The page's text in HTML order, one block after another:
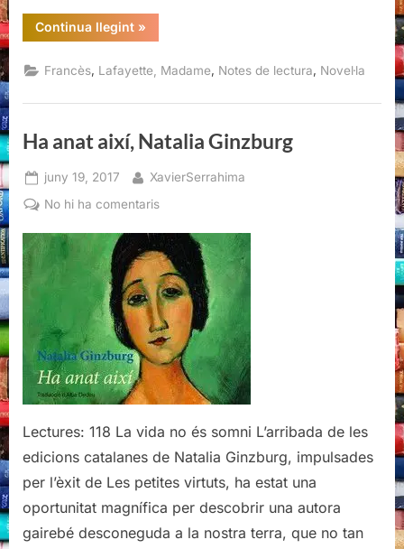
Continua llegint“La
Princesse
Clèves,
Madame
»
Francès, Lafayette, Madame, Notes de lectura, Novel·la
Ha anat així, Natalia Ginzburg
Posted
on
juny 19, 2017 By
XavierSerrahima
No hi ha comentarisa
anat
així,
Natalia
Ginzburg
Lectures: 118 La vida no és somni L’arribada de les
edicions catalanes de Natalia Ginzburg, impulsades
per l’èxit de Les petites virtuts, ha estat una
oportunitat magnífica per descobrir una autora
gairebé desconeguda a la nostra terra, que no tan